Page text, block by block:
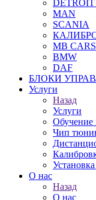
MAN
SCANIA
MB CARS
BMW
DAF
БЛОКИ
Услуги
Назад
Услуги
Обучение
Чип
О нас
Назад
О нас